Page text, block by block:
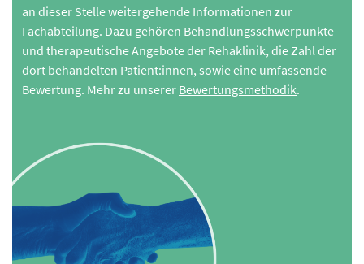
an dieser Stelle weitergehende Informationen zur
Fachabteilung. Dazu gehören Behandlungsschwerpunkte
und therapeutische Angebote der Rehaklinik, die Zahl der
dort behandelten Patient:innen, sowie eine umfassende
Bewertung. Mehr zu unserer Bewertungsmethodik.